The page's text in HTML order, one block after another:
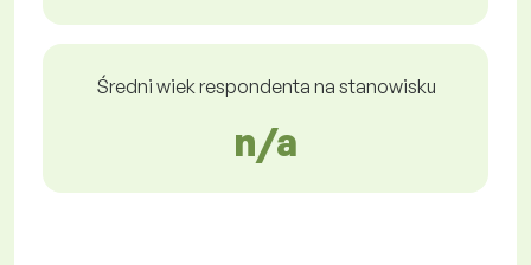
Średni wiek respondenta na stanowisku
n/a